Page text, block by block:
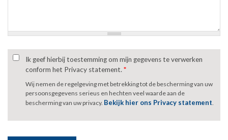
Ik geef hierbij toestemming om mijn gegevens te verwerken
conform het Privacy statement.*
Wij nemen de regelgeving met betrekking tot de bescherming van uw
persoonsgegevens serieus en hechten veel waarde aan de
bescherming van uw privacy. Bekijk hier ons Privacy statement.